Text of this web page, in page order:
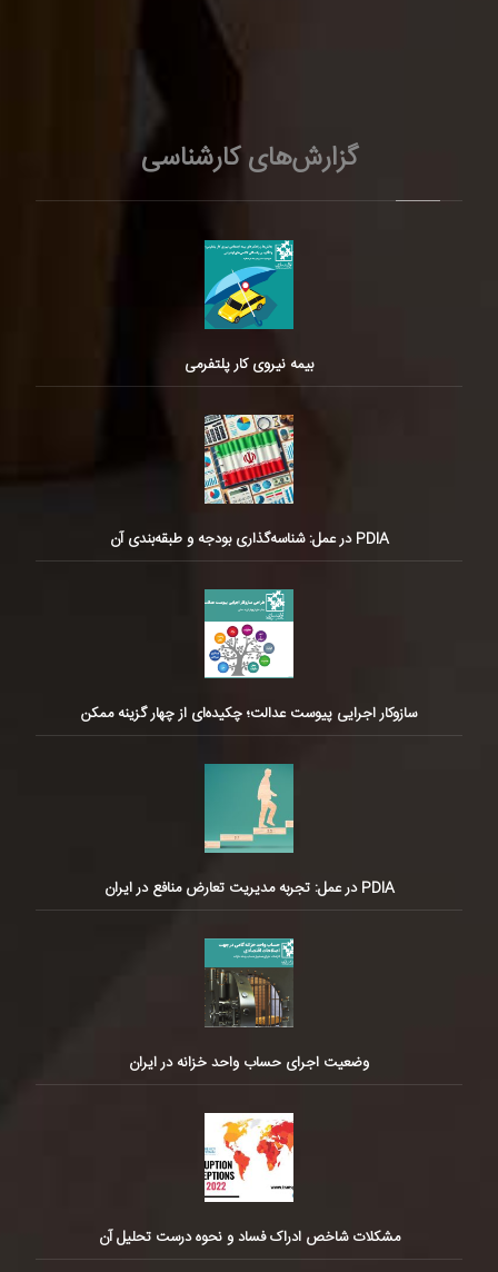
گزارش‌های کارشناسی
بیمه نیروی کار پلتفرمی
PDIA در عمل: شناسه‌گذاری بودجه و طبقه‌بندی آن
سازوکار اجرایی پیوست عدالت؛ چکیده‌ای از چهار گزینه ممکن
PDIA در عمل: تجربه مدیریت تعارض منافع در ایران
وضعیت اجرای حساب واحد خزانه در ایران
مشکلات شاخص ادراک فساد و نحوه درست تحلیل آن